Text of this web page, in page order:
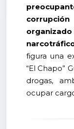
figura una
“El Chapo”
drogas,
ocupar